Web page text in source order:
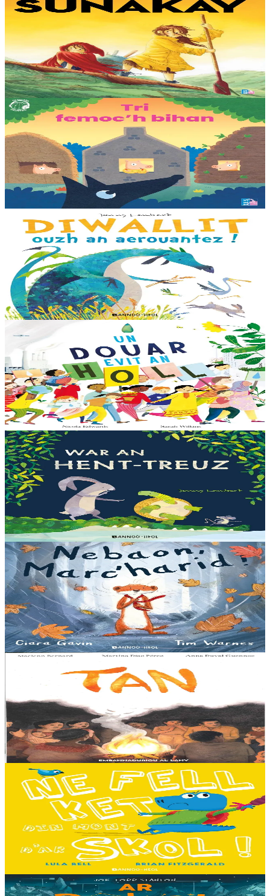
TES
Sunakay
Deuet eo ar mor da vezañ ur pezh lennad loustoni hep netra vev
ennañ ken. Div c’hoar zo o chom war un enez plastik, o klask bevañ
evel ma c’hallont, e-touez al lastez....
Er stok25,00 €
3 bloaz hag ouzhpenn
TES
Tri femoc'h bihan
Ur wech e oa tri femoc’h bihan hag a veve eürus gant o zud. Un
deiz koulskoude e voe poent da bep hini kaout e di ! Ur rummad
savet a-ratozh evit ar vugale...
Bannoù-heol
Diwallit ouzh an aerouantez !
Dreistordinal eo ti nevez Eflammez. Bleunioù zo, geot flour hag
amezeien plijus-tre. Sur eo ?... - N’out ket evit chom amañ ! a huch
al loened all dezhi. Ha...
Er stok13,00 €
Bannoù-heol
Un douar evit an holl
Bras-divent eo hor planedenn ha kaer-meurbet ivez, met ezhomm he
deus ouzhin hag ouzhit. Reiñ da gompren gwelloc’h efedoù Mab-
den war hor planedenn a ra al levr kaer-mañ....
Er stok13,00 €
3 bloaz hag ouzhpenn
Bannoù-heol
War an hent-treuz
Piv a oar peseurt loened a c’haller gwelet er paludoù pa vez an noz
o serriñ ?... N’eus krokodil ebet avat. Peursur eo Logodennig. N’eo
ket ken sur he mignoned...
Er stok13,00 €
3 bloaz hag ouzhpenn
Bannoù-heol
Nebaon, Marc'harid !
An avel, ar glav... Ne blij ket tamm enet da Varc'harid Koant...
Spontet-mik e vez bewech zoken. Daoust ha Lagadeg, he mignonez
nevez, a zeuio a-benn da lakaat...
Er stok13,00 €
8 vloaz hag ouzhpenn
E penn uhelañ an torgennoù glas, lec'h ma vez goloet ar menezioù
gant latar ar beurevezhioù disafar, eo kludet ar gêriadennig vaya
anvet Sakamch'en. En tu all...
Er stok11,00 €
3 bloaz hag ouzhpenn
Bannoù-heol
Ne fell ket din mont d'ar skol !
Hiziv emañ devezh skol kentañ Logodennig ha Dinosaorig. Ne fell
ket dezho mont, tamm ebet ! Pa grogo ar c'hentelioù avat e vo ur
pezh mell souezhenn....
13,00 €
8 vloaz hag ouzhpenn
Timilenn